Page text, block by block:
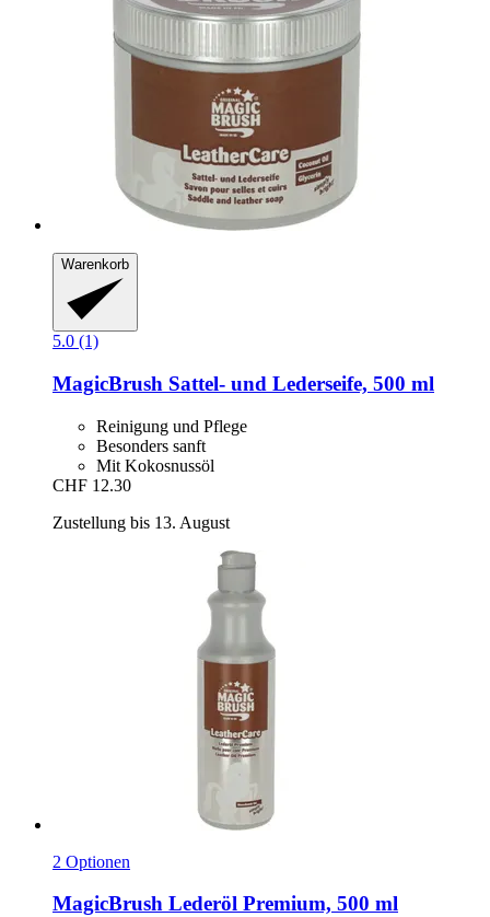
Warenkorb
5.0 (1)
MagicBrush Sattel-​ und Lederseife, 500 ml
Reinigung und Pflege
Besonders sanft
Mit Kokosnussöl
CHF 12.30
Zustellung bis 13. August
2 Optionen
MagicBrush Lederöl Premium, 500 ml